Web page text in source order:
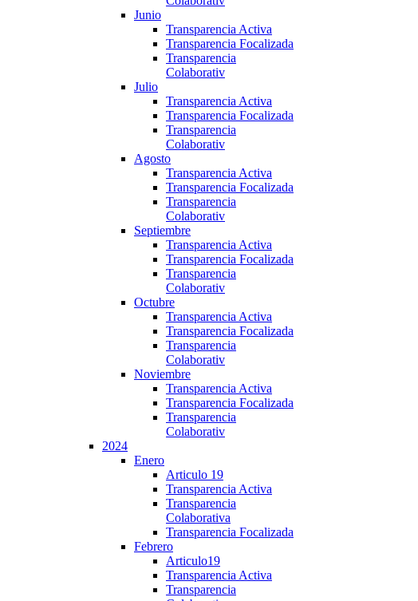
Junio
Transparencia Activa
Transparencia Focalizada
Transparencia
Colaborativ
Julio
Transparencia Activa
Transparencia Focalizada
Transparencia
Colaborativ
Agosto
Transparencia Activa
Transparencia Focalizada
Transparencia
Colaborativ
Septiembre
Transparencia Activa
Transparencia Focalizada
Transparencia
Colaborativ
Octubre
Transparencia Activa
Transparencia Focalizada
Transparencia
Colaborativ
Noviembre
Transparencia Activa
Transparencia Focalizada
Transparencia
Colaborativ
2024
Enero
Articulo 19
Transparencia Activa
Transparencia
Colaborativa
Transparencia Focalizada
Febrero
Articulo19
Transparencia Activa
Transparencia